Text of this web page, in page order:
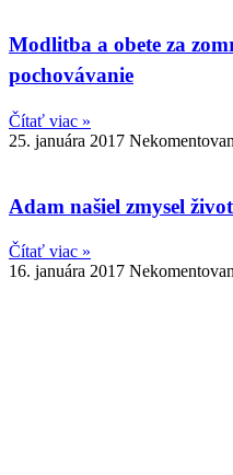
Modlitba a obete za
pochovávanie
Čítať viac »
25. januára 2017
Adam našiel zmysel
Čítať viac »
16. januára 2017